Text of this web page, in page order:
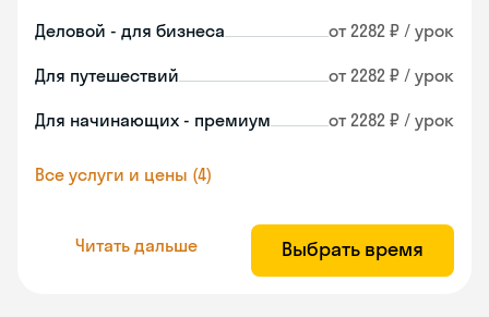
Деловой - для бизнеса от 2282 ₽ / урок
Для путешествий от 2282 ₽ / урок
Для начинающих - премиум от 2282 ₽ / урок
Все услуги и цены (4)
Читать дальше Выбрать время